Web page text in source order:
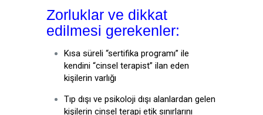
Zorluklar ve dikkat
edilmesi gerekenler:
Kısa süreli “sertifika programı” ile
kendini “cinsel terapist” ilan eden
kişilerin varlığı
Tıp dışı ve psikoloji dışı alanlardan gelen
kişilerin cinsel terapi etik sınırlarını